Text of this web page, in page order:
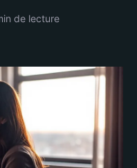
de lecture